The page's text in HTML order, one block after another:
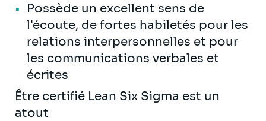
Possède un excellent sens de
l'écoute, de fortes habiletés pour les
relations interpersonnelles et pour
les communications verbales et
écrites
Être certifié Lean Six Sigma est un
atout